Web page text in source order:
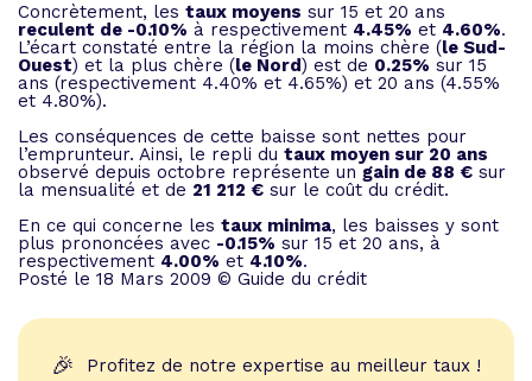
Concrètement, les taux moyens sur 15 et 20 ans
reculent de -0.10% à respectivement 4.45% et 4.60%.
L’écart constaté entre la région la moins chère (le Sud-
Ouest) et la plus chère (le Nord) est de 0.25% sur 15
ans (respectivement 4.40% et 4.65%) et 20 ans (4.55%
et 4.80%).
Les conséquences de cette baisse sont nettes pour
l’emprunteur. Ainsi, le repli du taux moyen sur 20 ans
observé depuis octobre représente un gain de 88 € sur
la mensualité et de 21 212 € sur le coût du crédit.
En ce qui concerne les taux minima, les baisses y sont
plus prononcées avec -0.15% sur 15 et 20 ans, à
respectivement 4.00% et 4.10%.
Posté le 18 Mars 2009 © Guide du crédit
🎉 Profitez de notre expertise au meilleur taux !